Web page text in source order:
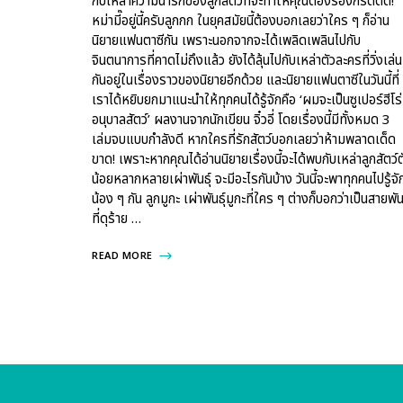
หม่ามี๊อยู่นี้ครับลูกกก ในยุคสมัยนี้ต้องบอกเลยว่าใคร ๆ ก็อ่าน
นิยายแฟนตาซีกัน เพราะนอกจากจะได้เพลิดเพลินไปกับ
จินตนาการที่คาดไม่ถึงแล้ว ยังได้ลุ้นไปกับเหล่าตัวละครที่วิ่งเล่น
กันอยู่ในเรื่องราวของนิยายอีกด้วย และนิยายแฟนตาซีในวันนี้ที่
เราได้หยิบยกมาแนะนำให้ทุกคนได้รู้จักคือ ‘ผมจะเป็นซูเปอร์ฮีโ
อนุบาลสัตว์’ ผลงานจากนักเขียน จิ๋วอี่ โดยเรื่องนี้มีทั้งหมด 3
เล่มจบแบบกำลังดี หากใครที่รักสัตว์บอกเลยว่าห้ามพลาดเด็ด
ขาด! เพราะหากคุณได้อ่านนิยายเรื่องนี้จะได้พบกับเหล่าลูกสัตว์
น้อยหลากหลายเผ่าพันธุ์ จะมีอะไรกันบ้าง วันนี้จะพาทุกคนไปรู้จั
น้อง ๆ กัน ลูกมูกะ เผ่าพันธุ์มูกะที่ใคร ๆ ต่างก็บอกว่าเป็นสายพั
ที่ดุร้าย …
READ MORE